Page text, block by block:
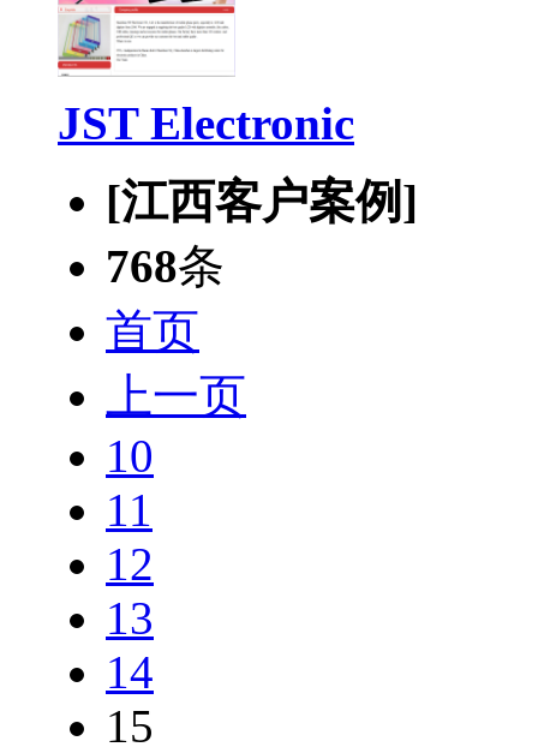
JST Electronic
[江西客户案例]
768条
首页
上一页
10
11
12
13
14
15